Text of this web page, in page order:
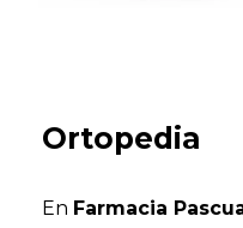
Ortopedia
En Farmacia